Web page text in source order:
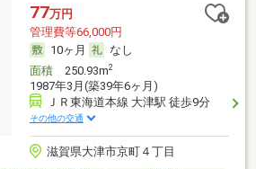
77万円
管理費等66,000円
10ヶ月
なし
面積250.93m2
1987年3月(築39年6ヶ月)
ＪＲ東海道本線 大津駅 徒歩9分
その他の交通
滋賀県大津市京町４丁目